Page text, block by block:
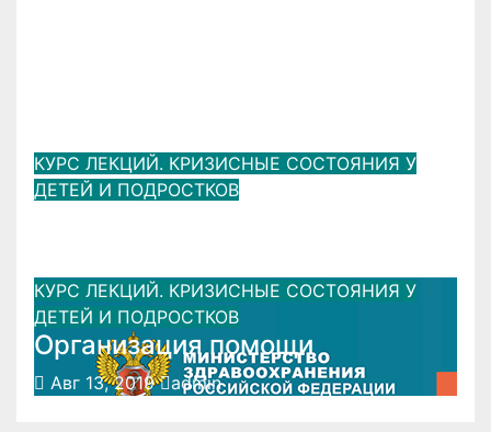
КУРС ЛЕКЦИЙ. КРИЗИСНЫЕ СОСТОЯНИЯ У
ДЕТЕЙ И ПОДРОСТКОВ
КУРС ЛЕКЦИЙ. КРИЗИСНЫЕ СОСТОЯНИЯ У
ДЕТЕЙ И ПОДРОСТКОВ
Организация помощи
Авг 13, 2019 admin